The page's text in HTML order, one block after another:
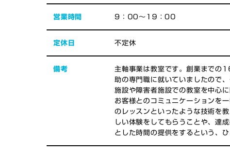
営業時間 9：00～19：00
定休日 不定休
備考
主軸事業は教室です。創業までの
助の専門職に就いていましたので
施設や障害者施設での教室を中心
お客様とのコミュニケーションを
のレッスンといったような技術を
しい体験をしてもらうことや、達
とした時間の提供をするという、